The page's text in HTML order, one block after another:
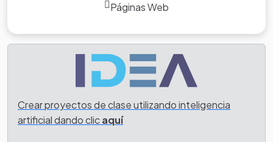
Páginas Web
Crear proyectos de clase utilizando inteligencia
artificial dando clicaquí